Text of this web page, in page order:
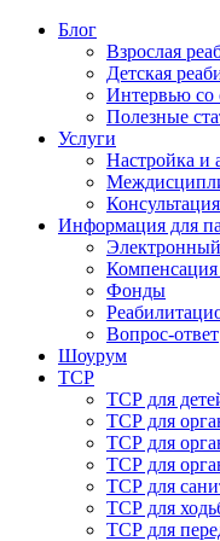
Блог
Взрослая
Детская
Интервью со
Полезные
Услуги
Настройка и
Информация для
Фонды
Вопрос-ответ
Шоурум
ТСР
ТСР для
ТСР для
ТСР для
ТСР для
ТСР для
ТСР для
ТСР для